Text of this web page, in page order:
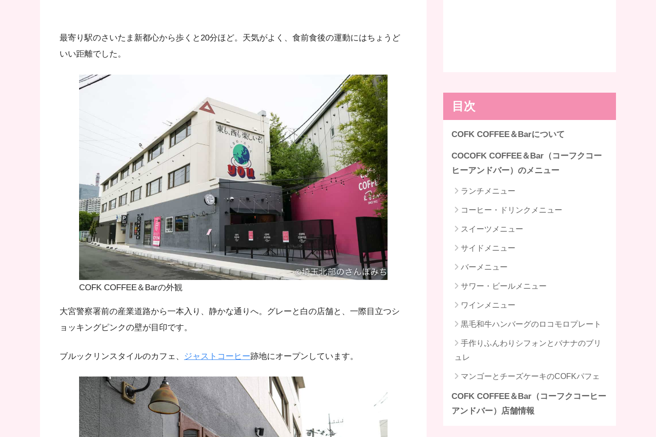
最寄り駅のさいたま新都心から歩くと20分ほど。天気がよく、食前食後の運動にはちょうど
いい距離でした。
COFK COFFEE＆Barの外観
大宮警察署前の産業道路から一本入り、静かな通りへ。グレーと白の店舗と、一際目立つシ
ョッキングピンクの壁が目印です。
ブルックリンスタイルのカフェ、 ジャストコーヒー跡地にオープンしています。
目次
COFK COFFEE＆Barについて
COCOFK COFFEE＆Bar（コーフクコー
ヒーアンドバー）のメニュー
ランチメニュー
コーヒー・ドリンクメニュー
スイーツメニュー
サイドメニュー
バーメニュー
サワー・ビールメニュー
ワインメニュー
黒毛和牛ハンバーグのロコモロプレート
手作りふんわりシフォンとバナナのブリ
ュレ
マンゴーとチーズケーキのCOFKパフェ
COFK COFFEE＆Bar（コーフクコーヒー
アンドバー）店舗情報